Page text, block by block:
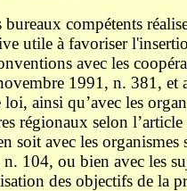
bureaux compétents
utile à favoriser
avec les
1991, n. 381, et
loi, ainsi qu’avec les
régionaux selon
soit avec les
104, ou bien avec les
des objectifs de la